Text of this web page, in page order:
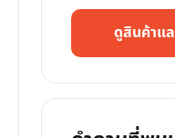
ดูสินค้าแ